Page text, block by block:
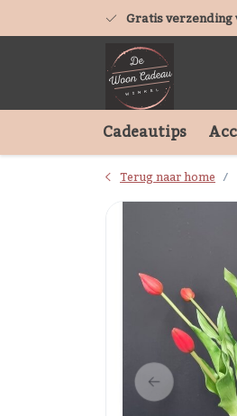
Gratis verzending
Cadeautips
Terug naar home